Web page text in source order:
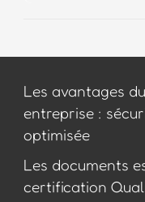
Les avantages
entreprise :
optimisée
Les documents
certification